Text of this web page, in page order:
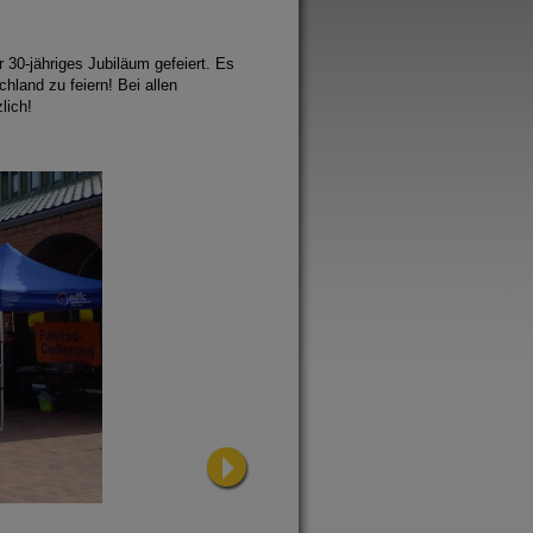
jähriges Jubiläum gefeiert. Es
zu feiern! Bei allen